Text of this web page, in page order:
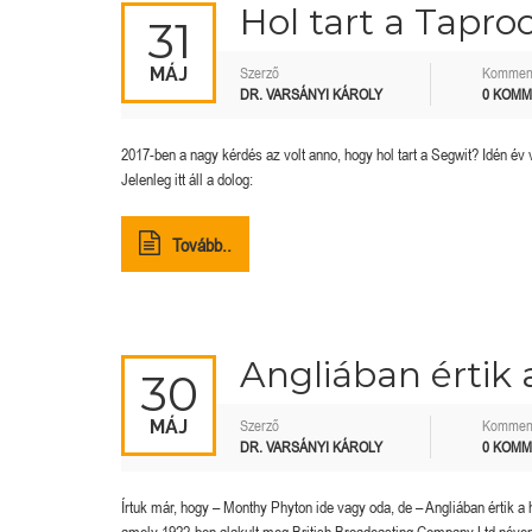
31
MÁJ
Hol tart a
Szerző
DR. VARSÁNYI KÁROLY
0
2017-ben a nagy kérdés az volt anno, hogy hol tart a Segwit? Idén
Jelenleg itt áll a dolog:
Tovább..
30
MÁJ
Angliában értik
Szerző
DR. VARSÁNYI KÁROLY
0
Írtuk már, hogy – Monthy Phyton ide vagy oda, de – Angliában értik